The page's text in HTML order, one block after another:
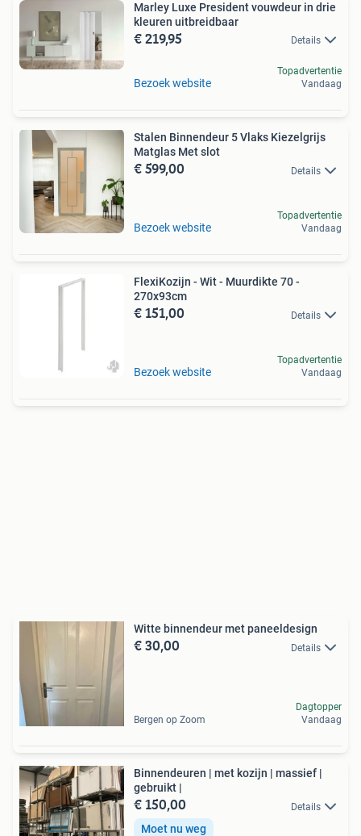
Marley Luxe President vouwdeur in drie
kleuren uitbreidbaar
€ 219,95 Details
Bezoek website
Topadvertentie
Vandaag
Stalen Binnendeur 5 Vlaks Kiezelgrijs
Matglas Met slot
€ 599,00 Details
Bezoek website
Topadvertentie
Vandaag
FlexiKozijn - Wit - Muurdikte 70 -
270x93cm
€ 151,00 Details
Bezoek website
Topadvertentie
Vandaag
Witte binnendeur met paneeldesign
€ 30,00 Details
Bergen op Zoom
Dagtopper
Vandaag
Binnendeuren | met kozijn | massief |
gebruikt |
€ 150,00 Details
Moet nu weg